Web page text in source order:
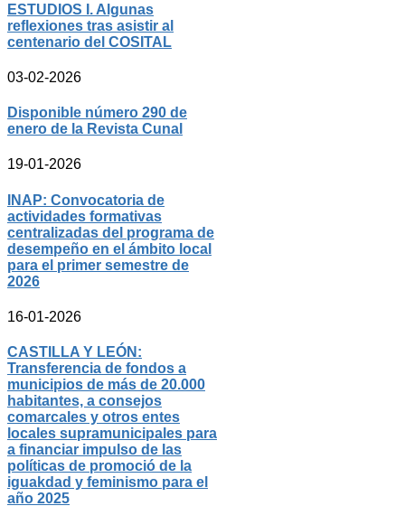
ESTUDIOS I. Algunas
reflexiones tras asistir al
centenario del COSITAL
03-02-2026
Disponible número 290 de
enero de la Revista Cunal
19-01-2026
INAP: Convocatoria de
actividades formativas
centralizadas del programa de
desempeño en el ámbito local
para el primer semestre de
2026
16-01-2026
CASTILLA Y LEÓN:
Transferencia de fondos a
municipios de más de 20.000
habitantes, a consejos
comarcales y otros entes
locales supramunicipales para
a financiar impulso de las
políticas de promoció de la
iguakdad y feminismo para el
año 2025